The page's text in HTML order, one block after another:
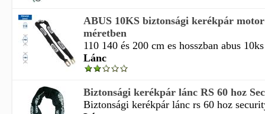
ABUS 10KS biztonsági kerékpár
méretben
110 140 és 200 cm es hosszban abus
Lánc
Biztonsági kerékpár lánc RS 60 hoz
Biztonsági kerékpár lánc rs 60 hoz